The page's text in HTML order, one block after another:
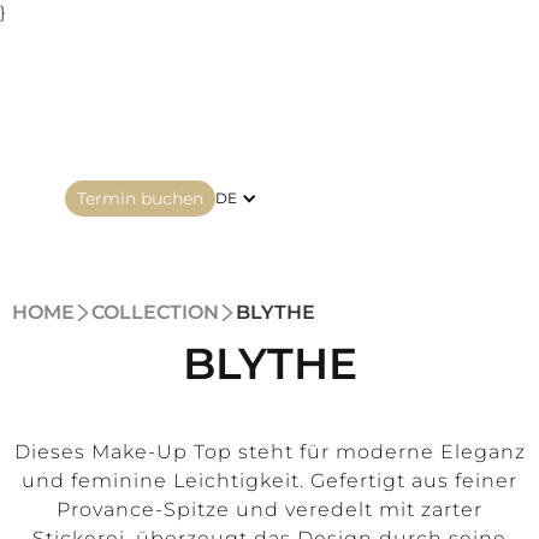
}
Termin buchen DE
HOME COLLECTION BLYTHE
BLYTHE
Dieses Make-Up Top steht für moderne Eleganz
und feminine Leichtigkeit. Gefertigt aus feiner
Provance-Spitze und veredelt mit zarter